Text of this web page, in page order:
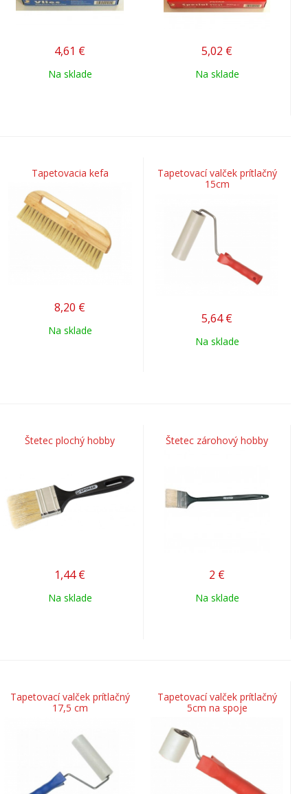
4,61 €
Na sklade
5,02 €
Na sklade
Tapetovacia kefa
8,20 €
Na sklade
Tapetovací valček prítlačný
15cm
5,64 €
Na sklade
Štetec plochý hobby
1,44 €
Na sklade
Štetec zárohový hobby
2 €
Na sklade
Tapetovací valček prítlačný
17,5 cm
Tapetovací valček prítlačný
5cm na spoje